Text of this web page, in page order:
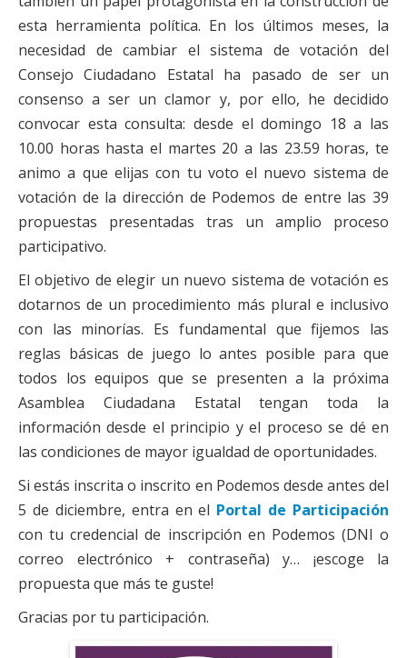
esta herramienta política. En los últimos meses, la
necesidad de cambiar el sistema de votación del
Consejo Ciudadano Estatal ha pasado de ser un
consenso a ser un clamor y, por ello, he decidido
convocar esta consulta: desde el domingo 18 a las
10.00 horas hasta el martes 20 a las 23.59 horas, te
animo a que elijas con tu voto el nuevo sistema de
votación de la dirección de Podemos de entre las 39
propuestas presentadas tras un amplio proceso
participativo.
El objetivo de elegir un nuevo sistema de votación es
dotarnos de un procedimiento más plural e inclusivo
con las minorías. Es fundamental que fijemos las
reglas básicas de juego lo antes posible para que
todos los equipos que se presenten a la próxima
Asamblea Ciudadana Estatal tengan toda la
información desde el principio y el proceso se dé en
las condiciones de mayor igualdad de oportunidades.
Si estás inscrita o inscrito en Podemos desde antes del
5 de diciembre, entra en el Portal de Participación
con tu credencial de inscripción en Podemos (DNI o
correo electrónico + contraseña) y… ¡escoge la
propuesta que más te guste!
Gracias por tu participación.